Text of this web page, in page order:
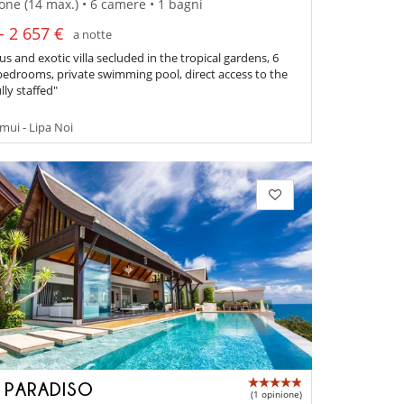
(14 max.) • 6 camere • 1 bagni
2 657 €
a notte
and exotic villa secluded in the tropical gardens, 6
private swimming pool, direct access to the
staffed"
- Lipa Noi
(1 opinione)